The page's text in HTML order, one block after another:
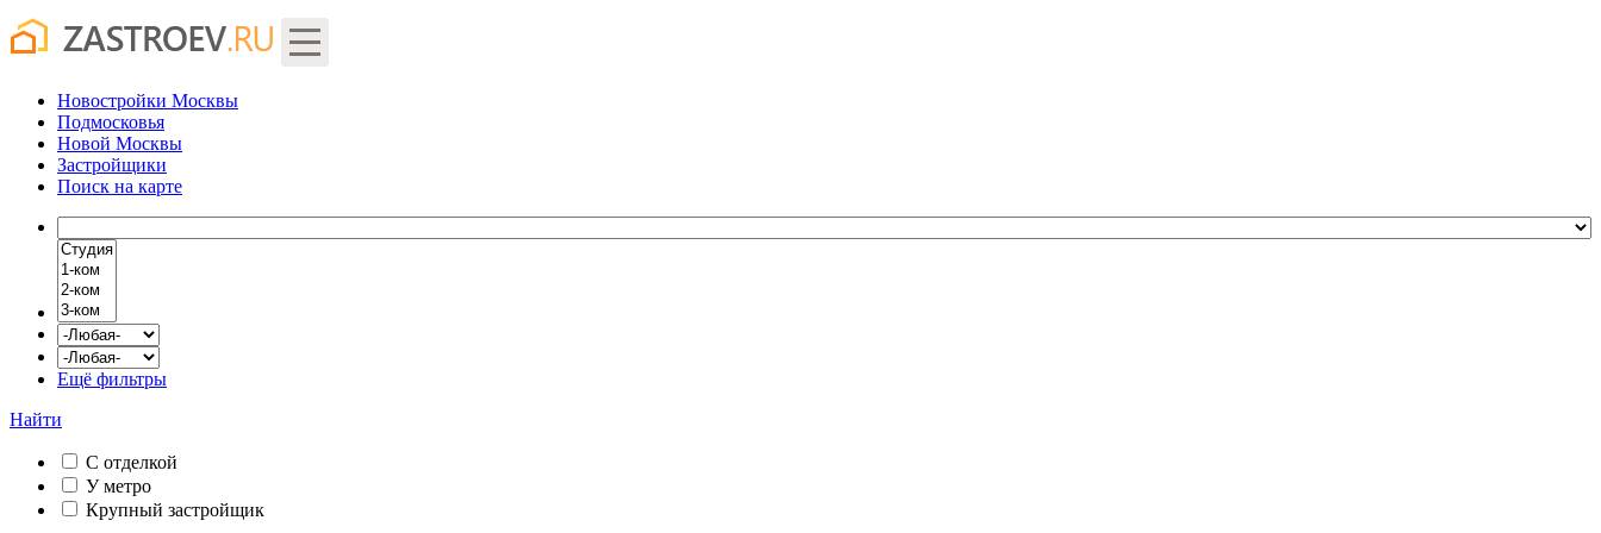
Новостройки Москвы
Подмосковья
Новой Москвы
Застройщики
Поиск на карте
Ещё фильтры
Найти
С отделкой
У метро
Крупный застройщик